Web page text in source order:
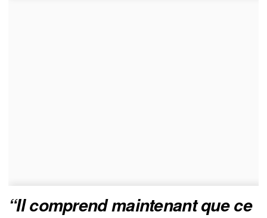
“Il comprend maintenant que ce